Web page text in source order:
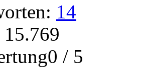
14
/ 5